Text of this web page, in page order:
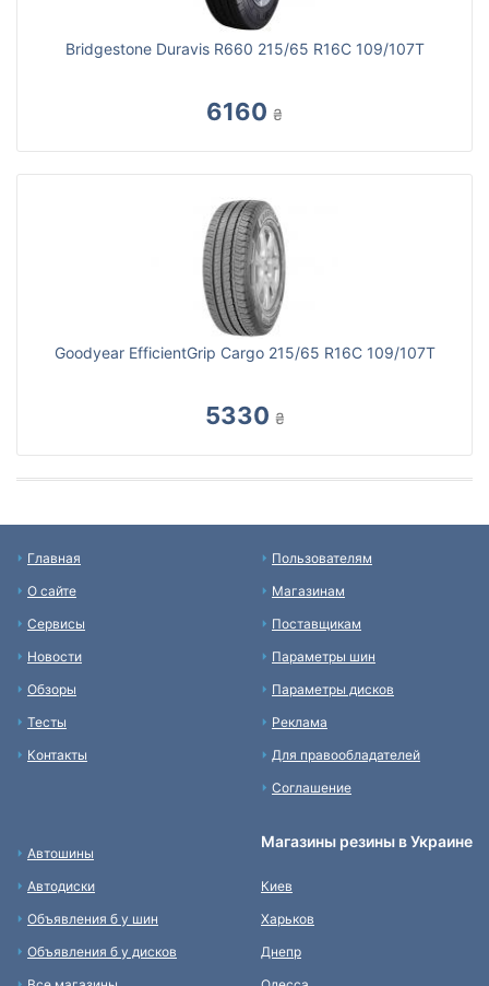
Bridgestone Duravis R660 215/65 R16C 109/107T
6160 ₴
Goodyear EfficientGrip Cargo 215/65 R16C 109/107T
5330 ₴
Главная
О сайте
Сервисы
Новости
Обзоры
Тесты
Контакты
Пользователям
Магазинам
Поставщикам
Параметры шин
Параметры дисков
Реклама
Для правообладателей
Соглашение
Автошины
Автодиски
Объявления б у шин
Объявления б у дисков
Магазины резины в Украине
Киев
Харьков
Днепр